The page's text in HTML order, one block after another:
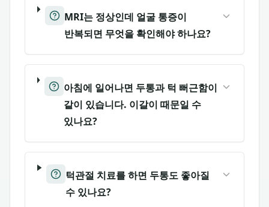
MRI는 정상인데 얼굴 통증이
반복되면 무엇을 확인해야 하나요?
아침에 일어나면 두통과 턱 뻐근함이
같이 있습니다. 이갈이 때문일 수
있나요?
턱관절 치료를 하면 두통도 좋아질
수 있나요?